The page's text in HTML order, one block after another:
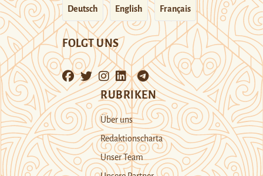
Deutsch English Français
FOLGT UNS
RUBRIKEN
Über uns
Redaktionscharta
Unser Team